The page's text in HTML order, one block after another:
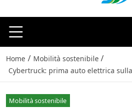
Home / Mobilità sostenibile /
Cybertruck: prima auto elettrica
Mobilità sostenibile